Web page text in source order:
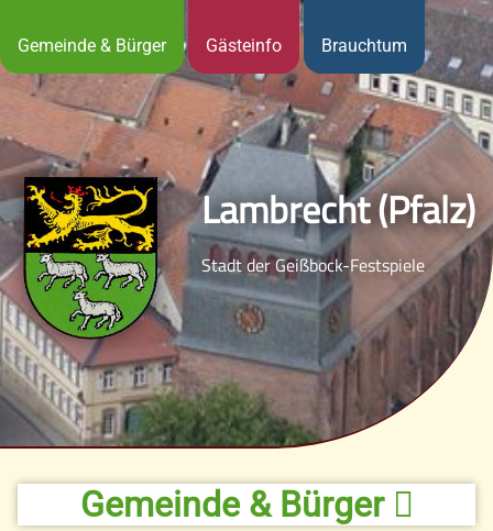
Gemeinde & Bürger Gästeinfo Brauchtum
Lambrecht (Pfalz)
Stadt der Geißbock-Festspiele
Gemeinde & Bürger